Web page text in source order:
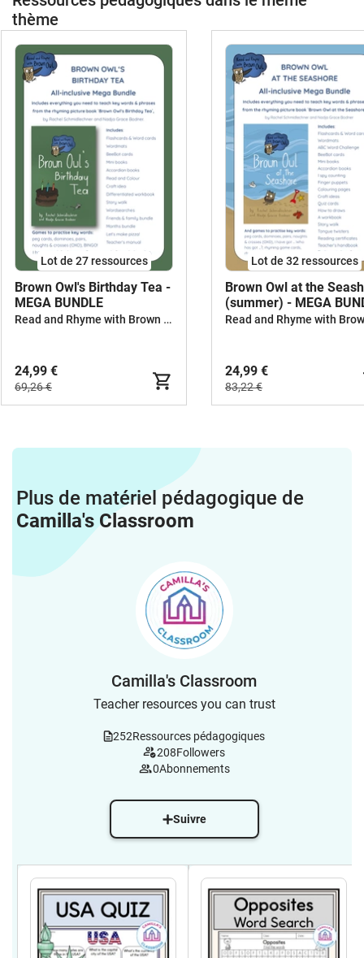
thème
Lot de 27 ressources
Brown Owl's Birthday Tea -
MEGA BUNDLE
Read and Rhyme with Brown Owl
24,99 €
69,26 €
Lot de 32 ressources
Brown Owl at the
(summer) - MEGA
24,99 €
83,22 €
Plus de matériel pédagogique de
Camilla's Classroom
Camilla's Classroom
Teacher resources you can trust
252Ressources pédagogiques
208Followers
0Abonnements
Suivre